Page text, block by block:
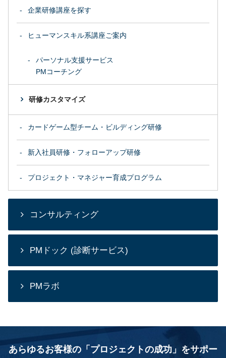
企業研修講座を探す
ヒューマンスキル系講座ご案内
パーソナル支援サービス
PMコーチング
研修カスタマイズ
カードゲーム型チーム・ビルディング研修
新入社員研修・フォローアップ研修
プロジェクト・マネジャー育成プログラム
コンサルティング
PMドック (診断サービス)
PMラボ
あらゆるお客様の「プロジェクトの成功」をサポー